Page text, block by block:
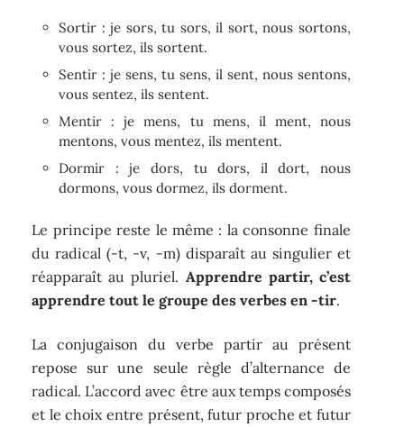
Sortir : je sors, tu sors, il sort, nous sortons,
vous sortez, ils sortent.
Sentir : je sens, tu sens, il sent, nous sentons,
vous sentez, ils sentent.
Mentir : je mens, tu mens, il ment, nous
mentons, vous mentez, ils mentent.
Dormir : je dors, tu dors, il dort, nous
dormons, vous dormez, ils dorment.
Le principe reste le même : la consonne finale
du radical (-t, -v, -m) disparaît au singulier et
réapparaît au pluriel. Apprendre partir, c’est
apprendre tout le groupe des verbes en -tir.
La conjugaison du verbe partir au présent
repose sur une seule règle d’alternance de
radical. L’accord avec être aux temps composés
et le choix entre présent, futur proche et futur